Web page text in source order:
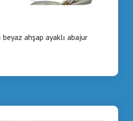
beyaz ahşap ayaklı abajur